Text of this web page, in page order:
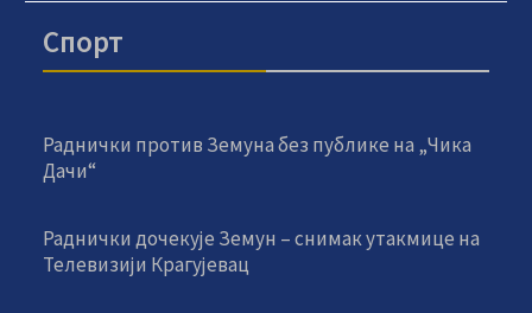
Спорт
Раднички против Земуна без публике на „Чика
Дачи“
Раднички дочекује Земун – снимак утакмице на
Телевизији Крагујевац